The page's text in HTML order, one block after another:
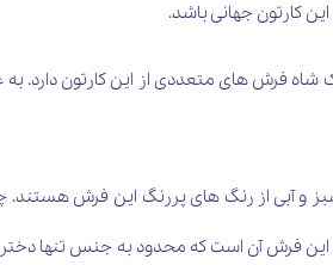
کارتون جهانی باشد.
رنگ های بفنش، زرد، سبز و آبی از رنگ های پررنگ
فرش آن است که محدود به جنس تنها